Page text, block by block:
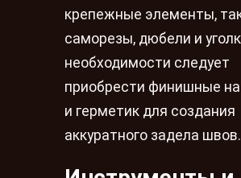
крепежные элементы,
саморезы, дюбели и
необходимости следует
приобрести финишные
и герметик для создания
аккуратного задела швов.